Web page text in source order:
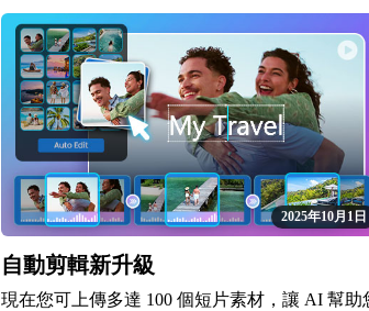
2025年10月1日
自動剪輯新升級
現在您可上傳多達 100 個短片素材，讓 AI 幫助